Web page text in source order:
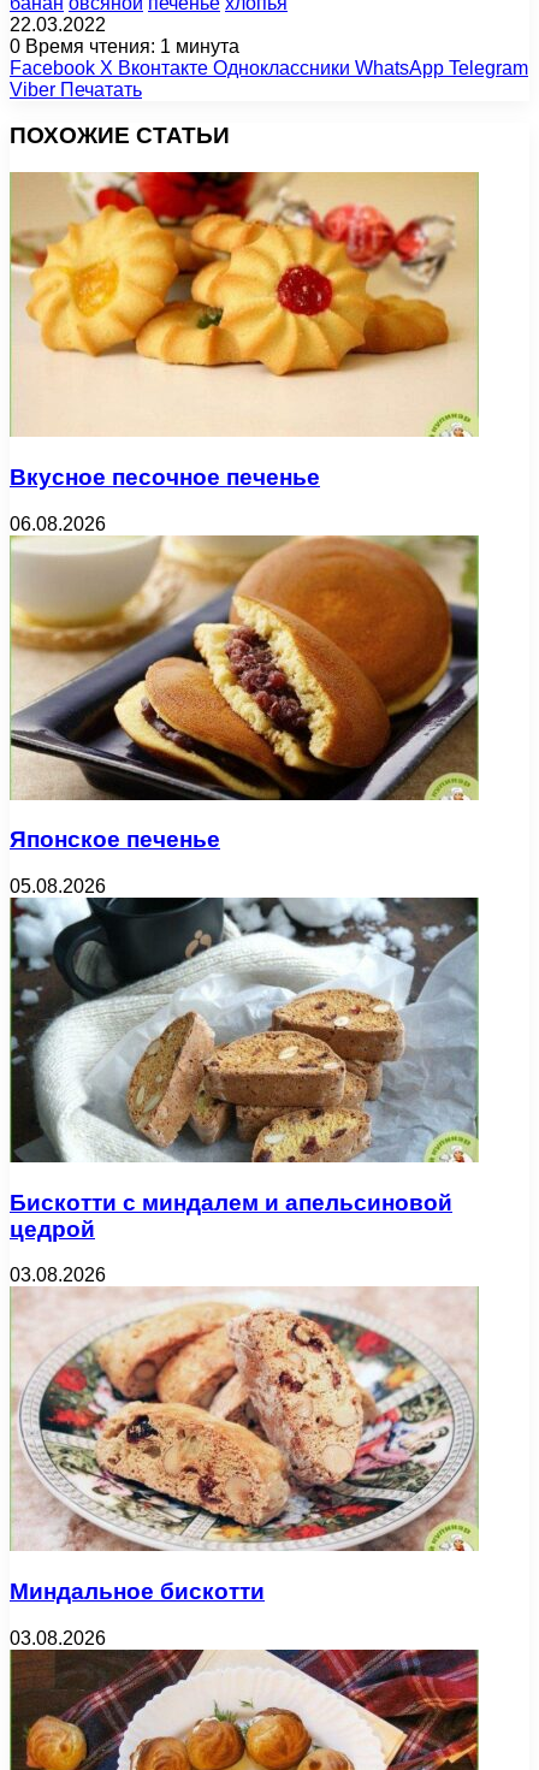
22.03.2022
0 Время чтения: 1 минута
Facebook X Вконтакте Одноклассники WhatsApp Telegram
Viber Печатать
ПОХОЖИЕ СТАТЬИ
Вкусное песочное печенье
06.08.2026
Японское печенье
05.08.2026
Бискотти с миндалем и апельсиновой
цедрой
03.08.2026
Миндальное бискотти
03.08.2026